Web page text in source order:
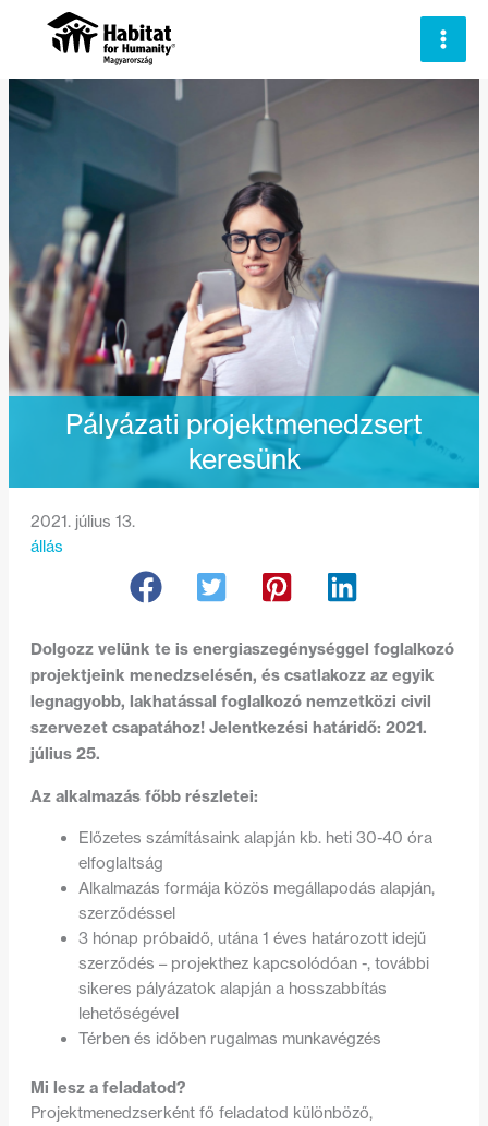
Pályázati projektmenedzsert
keresünk
2021. július 13.
állás
Dolgozz velünk te is energiaszegénységgel foglalkozó
projektjeink menedzselésén, és csatlakozz az egyik
legnagyobb, lakhatással foglalkozó nemzetközi civil
szervezet csapatához! Jelentkezési határidő: 2021.
július 25.
Az alkalmazás főbb részletei:
Előzetes számításaink alapján kb. heti 30-40 óra
elfoglaltság
Alkalmazás formája közös megállapodás alapján,
szerződéssel
3 hónap próbaidő, utána 1 éves határozott idejű
szerződés – projekthez kapcsolódóan -, további
sikeres pályázatok alapján a hosszabbítás
lehetőségével
Térben és időben rugalmas munkavégzés
Mi lesz a feladatod?
Projektmenedzserként fő feladatod különböző,